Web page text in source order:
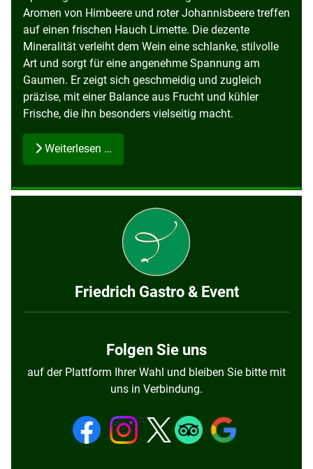
Aromen von Himbeere und roter Johannisbeere treffen
auf einen frischen Hauch Limette. Die dezente
Mineralität verleiht dem Wein eine schlanke, stilvolle
Art und sorgt für eine angenehme Spannung am
Gaumen. Er zeigt sich geschmeidig und zugleich
präzise, mit einer Balance aus Frucht und kühler
Frische, die ihn besonders vielseitig macht.
Weiterlesen …
Friedrich Gastro & Event
Folgen Sie uns
auf der Plattform Ihrer Wahl und bleiben Sie bitte mit
uns in Verbindung.